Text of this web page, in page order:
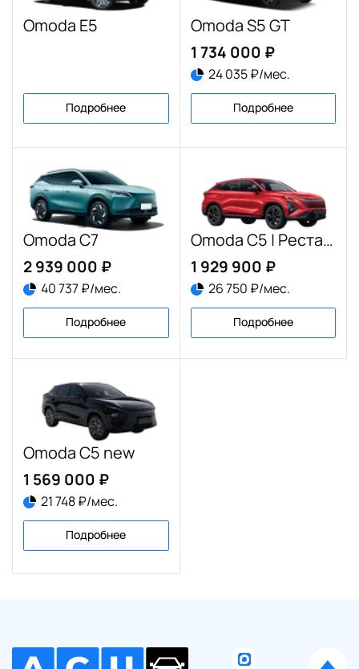
Omoda E5
Подробнее
Omoda S5 GT
1 734 000 ₽
24 035 ₽/мес.
Подробнее
Omoda C7
2 939 000 ₽
40 737 ₽/мес.
Подробнее
Omoda C5 | Рестайлинг
1 929 900 ₽
26 750 ₽/мес.
Подробнее
Omoda C5 new
1 569 000 ₽
21 748 ₽/мес.
Подробнее